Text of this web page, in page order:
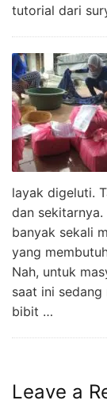
tutorial dari
layak digeluti.
dan
banyak sekali
yang
Nah, untuk
saat ini
bibit …
Leave a